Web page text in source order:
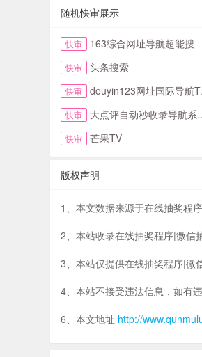
随机快审展示
快审 163综合网址导航超能搜
快审 头条搜索
快审 douyin123网址国际导航TikTok下拉首页
快审 大点评自动秒收录导航系统首页
快审 芒果TV
版权声明
1、本文数据来源于在线抽奖程
2、本站收录在线抽奖程序|微信
3、本站仅提供在线抽奖程序|微
4、本站不接受违法信息，如有
6、本文地址 http://